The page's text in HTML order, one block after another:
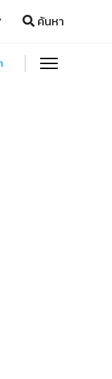
ค้นหา